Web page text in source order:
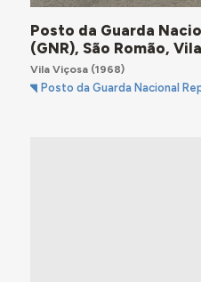
Posto da Guarda
(GNR), São Romão,
Vila Viçosa(1968)
Posto da Guarda Nacional